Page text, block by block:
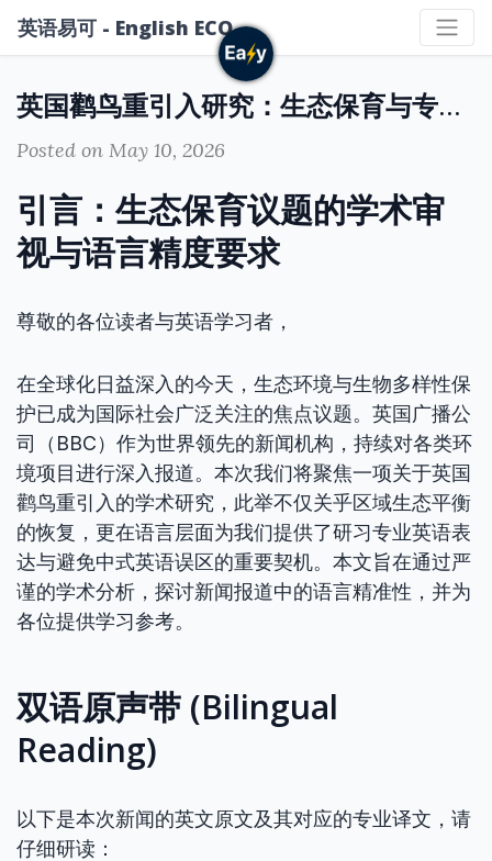
英语易可 - English ECO
英国鹳鸟重引入研究：生态保育与专业英语表达
Posted on May 10, 2026
引言：生态保育议题的学术审
视与语言精度要求
尊敬的各位读者与英语学习者，
在全球化日益深入的今天，生态环境与生物多样性保
护已成为国际社会广泛关注的焦点议题。英国广播公
司（BBC）作为世界领先的新闻机构，持续对各类环
境项目进行深入报道。本次我们将聚焦一项关于英国
鹳鸟重引入的学术研究，此举不仅关乎区域生态平衡
的恢复，更在语言层面为我们提供了研习专业英语表
达与避免中式英语误区的重要契机。本文旨在通过严
谨的学术分析，探讨新闻报道中的语言精准性，并为
各位提供学习参考。
双语原声带 (Bilingual
Reading)
以下是本次新闻的英文原文及其对应的专业译文，请
仔细研读：